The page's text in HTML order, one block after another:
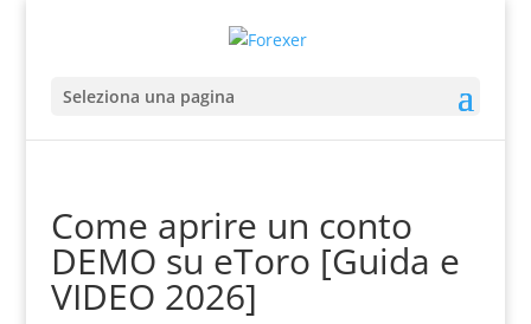
Seleziona una pagina
Come aprire un conto
DEMO su eToro [Guida e
VIDEO 2026]